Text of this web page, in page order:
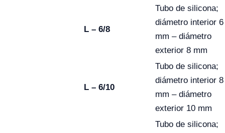
L – 6/8
Tubo de silicona;
diámetro interior 6
mm – diámetro
exterior 8 mm
L – 6/10
Tubo de silicona;
diámetro interior 8
mm – diámetro
exterior 10 mm
Tubo de silicona;